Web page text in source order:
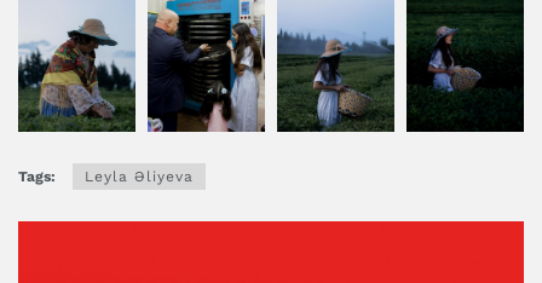
Tags: Leyla Əliyeva